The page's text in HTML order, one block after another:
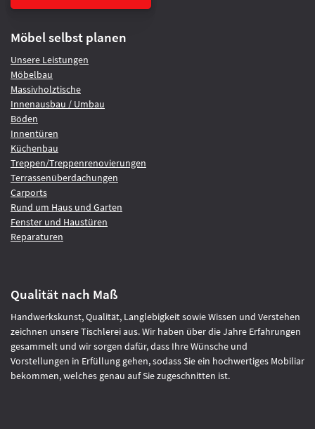
Möbel selbst planen
Unsere Leistungen
Möbelbau
Massivholztische
Innenausbau / Umbau
Böden
Innentüren
Küchenbau
Treppen/Treppenrenovierungen
Terrassenüberdachungen
Carports
Rund um Haus und Garten
Fenster und Haustüren
Reparaturen
Qualität nach Maß
Handwerkskunst, Qualität, Langlebigkeit sowie Wissen und Verstehen
zeichnen unsere Tischlerei aus. Wir haben über die Jahre Erfahrungen
gesammelt und wir sorgen dafür, dass Ihre Wünsche und
Vorstellungen in Erfüllung gehen, sodass Sie ein hochwertiges Mobiliar
bekommen, welches genau auf Sie zugeschnitten ist.